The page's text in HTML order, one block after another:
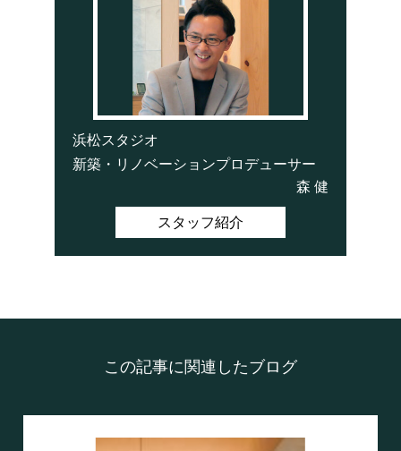
浜松スタジオ
新築・リノベーションプロデューサー
森 健
スタッフ紹介
この記事に関連したブログ